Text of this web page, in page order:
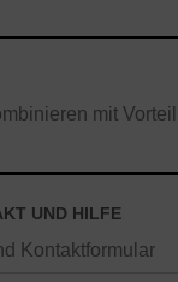
mit Vorteil
UND HILFE
Kontaktformular